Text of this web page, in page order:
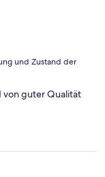
und Zustand der
von guter Qualität